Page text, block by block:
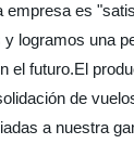
empresa es
logramos una
el futuro.El
de
a nuestra